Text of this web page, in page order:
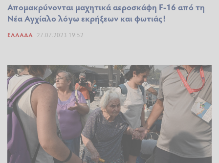
Απομακρύνονται μαχητικά αεροσκάφη F-16 από τη
Νέα Αγχίαλο λόγω εκρήξεων και φωτιάς!
ΕΛΛΆΔΑ 27.07.2023 19:52